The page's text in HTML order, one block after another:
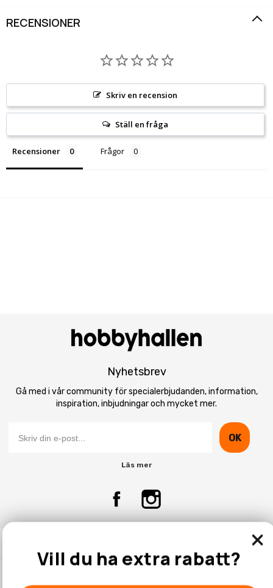
RECENSIONER
Skriv en recension
Ställ en fråga
Recensioner Frågor
Nyhetsbrev
Gå med i vår community för specialerbjudanden, information,
inspiration, inbjudningar och mycket mer.
OK
Läs mer
Vill du ha extra rabatt?